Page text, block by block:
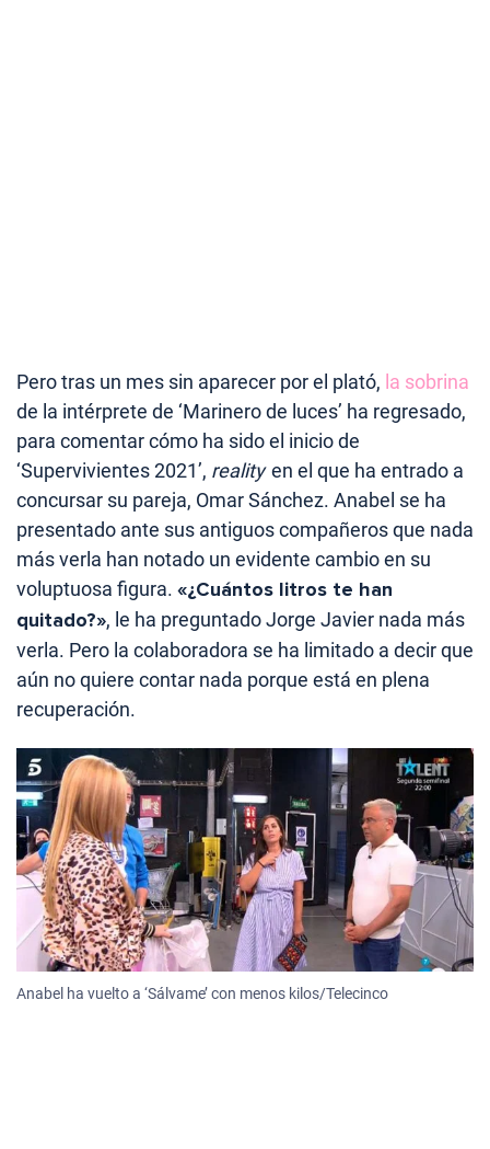
Pero tras un mes sin aparecer por el plató, la sobrina
de la intérprete de ‘Marinero de luces’ ha regresado,
para comentar cómo ha sido el inicio de
‘Supervivientes 2021’, realityen el que ha entrado a
concursar su pareja, Omar Sánchez. Anabel se ha
presentado ante sus antiguos compañeros que nada
más verla han notado un evidente cambio en su
voluptuosa figura. «¿Cuántos litros te han
quitado?», le ha preguntado Jorge Javier nada más
verla. Pero la colaboradora se ha limitado a decir que
aún no quiere contar nada porque está en plena
recuperación.
Anabel ha vuelto a ‘Sálvame’ con menos kilos/Telecinco